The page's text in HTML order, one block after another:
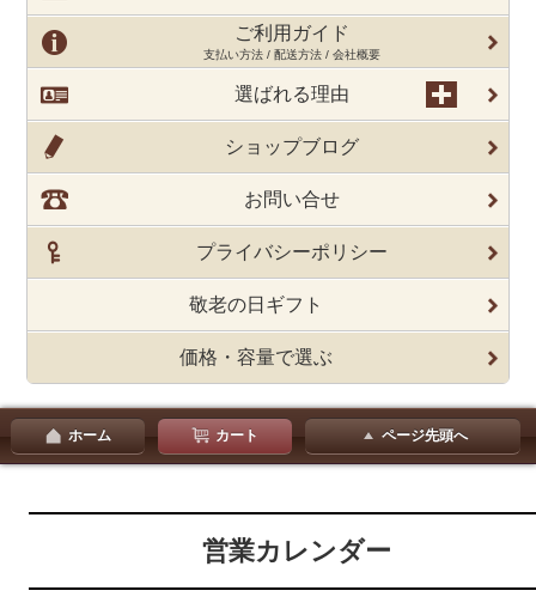
ご利用ガイド
支払い方法 / 配送方法 / 会社概要
選ばれる理由
ショップブログ
お問い合せ
プライバシーポリシー
敬老の日ギフト
価格・容量で選ぶ
ホーム カート ページ先頭へ
営業カレンダー